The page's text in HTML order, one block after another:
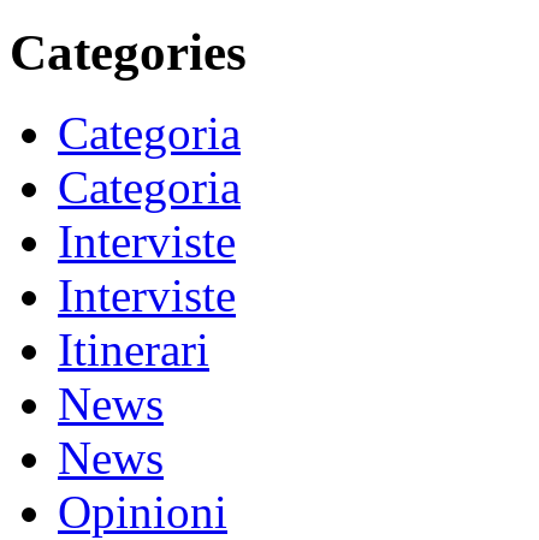
Categories
Categoria
Categoria
Interviste
Interviste
Itinerari
News
News
Opinioni